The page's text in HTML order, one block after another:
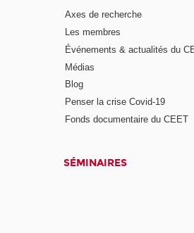
Axes de recherche
Les membres
Événements & actualités du
Médias
Blog
Penser la crise Covid-19
Fonds documentaire du CEET
SÉMINAIRES